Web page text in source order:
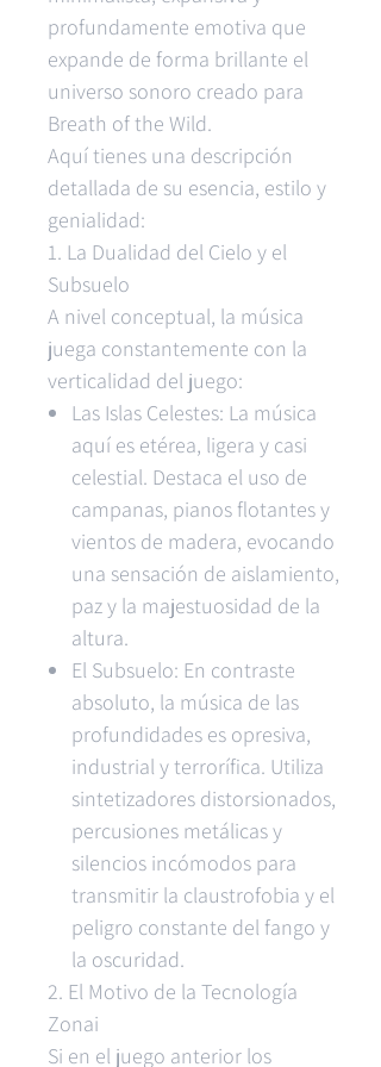
profundamente emotiva que
expande de forma brillante el
universo sonoro creado para
Breath of the Wild.
Aquí tienes una descripción
detallada de su esencia, estilo y
genialidad:
1. La Dualidad del Cielo y el
Subsuelo
A nivel conceptual, la música
juega constantemente con la
verticalidad del juego:
Las Islas Celestes: La música
aquí es etérea, ligera y casi
celestial. Destaca el uso de
campanas, pianos flotantes y
vientos de madera, evocando
una sensación de aislamiento,
paz y la majestuosidad de la
altura.
El Subsuelo: En contraste
absoluto, la música de las
profundidades es opresiva,
industrial y terrorífica. Utiliza
sintetizadores distorsionados,
percusiones metálicas y
silencios incómodos para
transmitir la claustrofobia y el
peligro constante del fango y
la oscuridad.
2. El Motivo de la Tecnología
Zonai
Si en el juego anterior los